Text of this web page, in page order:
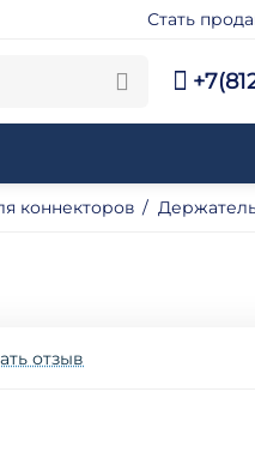
Стать
коннекторов /
отзыв